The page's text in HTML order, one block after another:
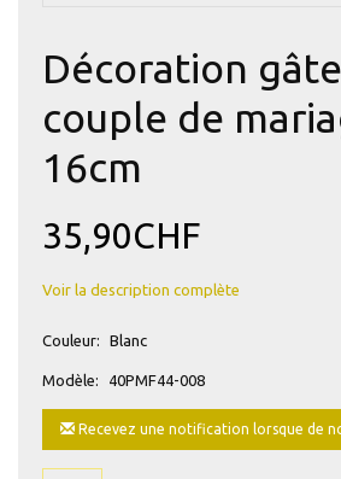
Décoration
couple de
16cm
35,90CHF
Voir la description complète
Couleur: Blanc
Modèle: 40PMF44-008
Recevez une notification lorsque de